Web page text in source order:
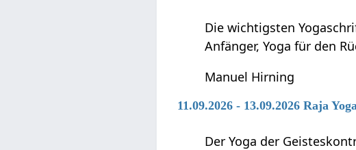
Die wichtigsten
Anfänger, Yoga für den
Manuel Hirning
11.09.2026 - 13.09.2026 Raja
Der Yoga der